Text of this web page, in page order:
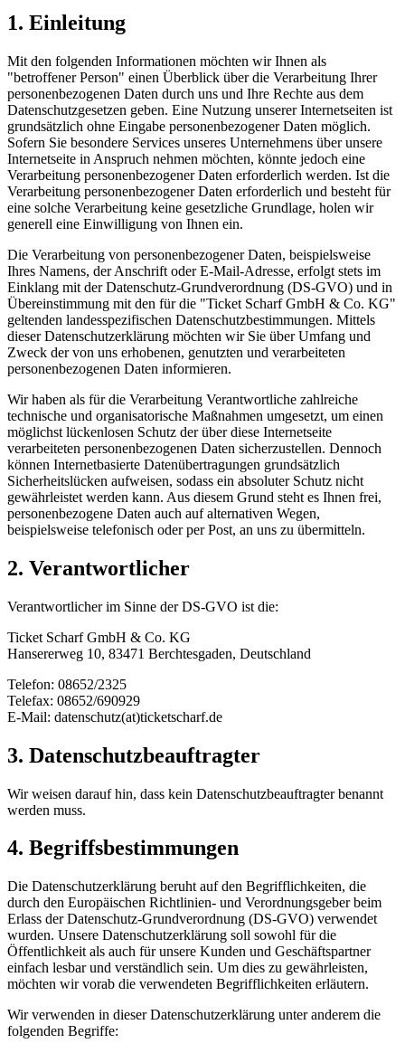
1. Einleitung
Mit den folgenden Informationen möchten wir Ihnen als
"betroffener Person" einen Überblick über die Verarbeitung Ihrer
personenbezogenen Daten durch uns und Ihre Rechte aus dem
Datenschutzgesetzen geben. Eine Nutzung unserer Internetseiten ist
grundsätzlich ohne Eingabe personenbezogener Daten möglich.
Sofern Sie besondere Services unseres Unternehmens über unsere
Internetseite in Anspruch nehmen möchten, könnte jedoch eine
Verarbeitung personenbezogener Daten erforderlich werden. Ist die
Verarbeitung personenbezogener Daten erforderlich und besteht für
eine solche Verarbeitung keine gesetzliche Grundlage, holen wir
generell eine Einwilligung von Ihnen ein.
Die Verarbeitung von personenbezogener Daten, beispielsweise
Ihres Namens, der Anschrift oder E-Mail-Adresse, erfolgt stets im
Einklang mit der Datenschutz-Grundverordnung (DS-GVO) und in
Übereinstimmung mit den für die "Ticket Scharf GmbH & Co. KG"
geltenden landesspezifischen Datenschutzbestimmungen. Mittels
dieser Datenschutzerklärung möchten wir Sie über Umfang und
Zweck der von uns erhobenen, genutzten und verarbeiteten
personenbezogenen Daten informieren.
Wir haben als für die Verarbeitung Verantwortliche zahlreiche
technische und organisatorische Maßnahmen umgesetzt, um einen
möglichst lückenlosen Schutz der über diese Internetseite
verarbeiteten personenbezogenen Daten sicherzustellen. Dennoch
können Internetbasierte Datenübertragungen grundsätzlich
Sicherheitslücken aufweisen, sodass ein absoluter Schutz nicht
gewährleistet werden kann. Aus diesem Grund steht es Ihnen frei,
personenbezogene Daten auch auf alternativen Wegen,
beispielsweise telefonisch oder per Post, an uns zu übermitteln.
2. Verantwortlicher
Verantwortlicher im Sinne der DS-GVO ist die:
Ticket Scharf GmbH & Co. KG
Hansererweg 10, 83471 Berchtesgaden, Deutschland
Telefon: 08652/2325
Telefax: 08652/690929
E-Mail: datenschutz(at)ticketscharf.de
3. Datenschutzbeauftragter
Wir weisen darauf hin, dass kein Datenschutzbeauftragter benannt
werden muss.
4. Begriffsbestimmungen
Die Datenschutzerklärung beruht auf den Begrifflichkeiten, die
durch den Europäischen Richtlinien- und Verordnungsgeber beim
Erlass der Datenschutz-Grundverordnung (DS-GVO) verwendet
wurden. Unsere Datenschutzerklärung soll sowohl für die
Öffentlichkeit als auch für unsere Kunden und Geschäftspartner
einfach lesbar und verständlich sein. Um dies zu gewährleisten,
möchten wir vorab die verwendeten Begrifflichkeiten erläutern.
Wir verwenden in dieser Datenschutzerklärung unter anderem die
folgenden Begriffe: